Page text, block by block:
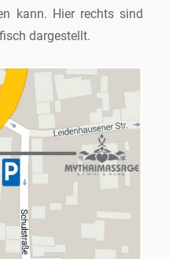
kann. Hier rechts sind
dargestellt.